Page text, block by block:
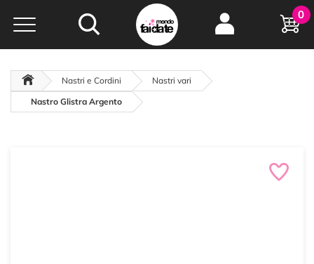
Hobby e
creatività...
oltre 15 anni online
0
Nastri e Cordini
Nastri vari
Nastro Glistra Argento